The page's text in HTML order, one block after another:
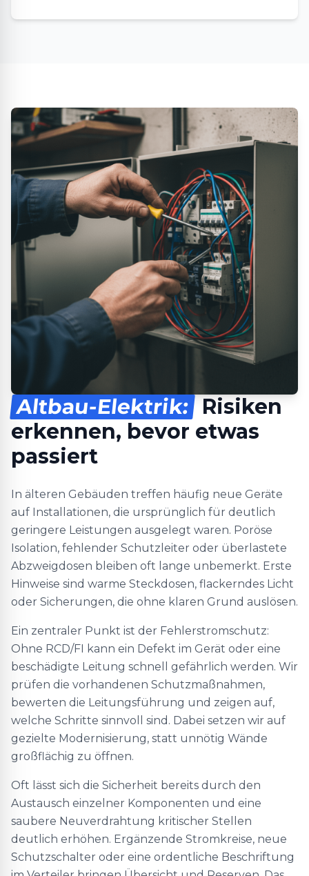
Altbau-Elektrik: Risiken
erkennen, bevor etwas
passiert
In älteren Gebäuden treffen häufig neue Geräte
auf Installationen, die ursprünglich für deutlich
geringere Leistungen ausgelegt waren. Poröse
Isolation, fehlender Schutzleiter oder überlastete
Abzweigdosen bleiben oft lange unbemerkt. Erste
Hinweise sind warme Steckdosen, flackerndes Licht
oder Sicherungen, die ohne klaren Grund auslösen.
Ein zentraler Punkt ist der Fehlerstromschutz:
Ohne RCD/FI kann ein Defekt im Gerät oder eine
beschädigte Leitung schnell gefährlich werden. Wir
prüfen die vorhandenen Schutzmaßnahmen,
bewerten die Leitungsführung und zeigen auf,
welche Schritte sinnvoll sind. Dabei setzen wir auf
gezielte Modernisierung, statt unnötig Wände
großflächig zu öffnen.
Oft lässt sich die Sicherheit bereits durch den
Austausch einzelner Komponenten und eine
saubere Neuverdrahtung kritischer Stellen
deutlich erhöhen. Ergänzende Stromkreise, neue
Schutzschalter oder eine ordentliche Beschriftung